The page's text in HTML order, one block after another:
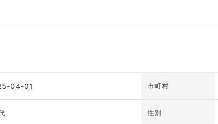
04-01 市町村
性別